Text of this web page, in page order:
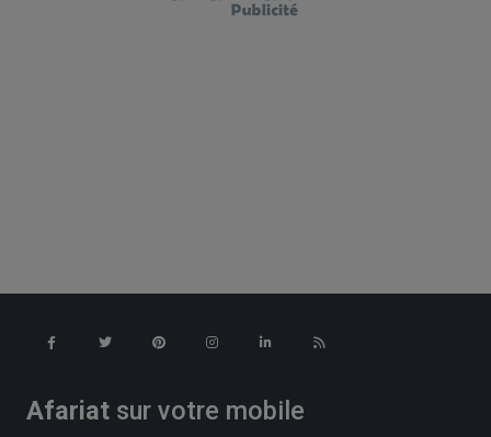
Afariat sur votre mobile